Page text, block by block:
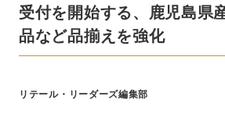
受付を開始する、鹿児島県
品など品揃えを強化
リテール・リーダーズ編集部